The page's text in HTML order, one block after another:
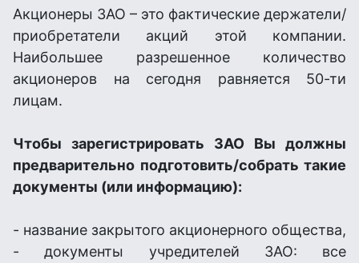
Акционеры ЗАО – это фактические держатели/
приобретатели акций этой компании.
Наибольшее разрешенное количество
акционеров на сегодня равняется 50-ти
лицам.
Чтобы зарегистрировать ЗАО Вы должны
предварительно подготовить/собрать такие
документы (или информацию):
- название закрытого акционерного общества,
- документы учредителей ЗАО: все